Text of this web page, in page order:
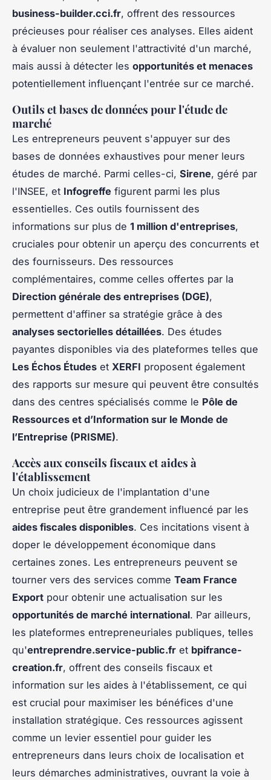
business-builder.cci.fr, offrent des ressources
précieuses pour réaliser ces analyses. Elles aident
à évaluer non seulement l'attractivité d'un marché,
mais aussi à détecter les opportunités et menaces
potentiellement influençant l'entrée sur ce marché.
Outils et bases de données pour l'étude de
marché
Les entrepreneurs peuvent s'appuyer sur des
bases de données exhaustives pour mener leurs
études de marché. Parmi celles-ci, Sirene, géré par
l'INSEE, et Infogreffe figurent parmi les plus
essentielles. Ces outils fournissent des
informations sur plus de 1 million d'entreprises,
cruciales pour obtenir un aperçu des concurrents et
des fournisseurs. Des ressources
complémentaires, comme celles offertes par la
Direction générale des entreprises (DGE),
permettent d'affiner sa stratégie grâce à des
analyses sectorielles détaillées. Des études
payantes disponibles via des plateformes telles que
Les Échos Études et XERFI proposent également
des rapports sur mesure qui peuvent être consultés
dans des centres spécialisés comme le Pôle de
Ressources et d’Information sur le Monde de
l’Entreprise (PRISME).
Accès aux conseils fiscaux et aides à
l'établissement
Un choix judicieux de l'implantation d'une
entreprise peut être grandement influencé par les
aides fiscales disponibles. Ces incitations visent à
doper le développement économique dans
certaines zones. Les entrepreneurs peuvent se
tourner vers des services comme Team France
Export pour obtenir une actualisation sur les
opportunités de marché international. Par ailleurs,
les plateformes entrepreneuriales publiques, telles
qu'entreprendre.service-public.fr et bpifrance-
creation.fr, offrent des conseils fiscaux et
information sur les aides à l'établissement, ce qui
est crucial pour maximiser les bénéfices d'une
installation stratégique. Ces ressources agissent
comme un levier essentiel pour guider les
entrepreneurs dans leurs choix de localisation et
leurs démarches administratives, ouvrant la voie à